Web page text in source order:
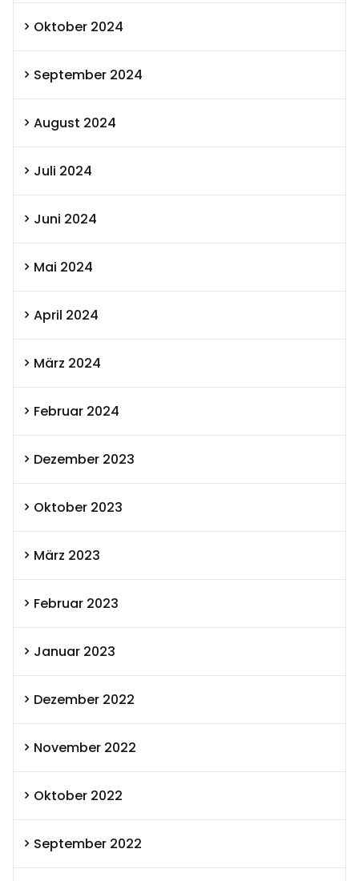
Oktober 2024
September 2024
August 2024
Juli 2024
Juni 2024
Mai 2024
April 2024
März 2024
Februar 2024
Dezember 2023
Oktober 2023
März 2023
Februar 2023
Januar 2023
Dezember 2022
November 2022
Oktober 2022
September 2022